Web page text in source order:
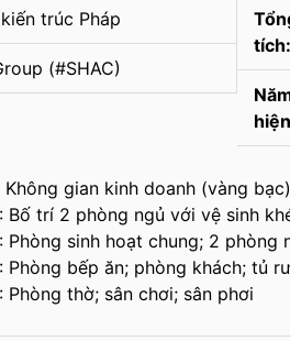
trúc Pháp
(#SHAC)
tích:
Không gian kinh doanh (vàng bạc)
Bố trí 2 phòng ngủ với vệ sinh
Phòng sinh hoạt chung; 2 phòng
Phòng bếp ăn; phòng khách; tủ
Phòng thờ; sân chơi; sân phơi